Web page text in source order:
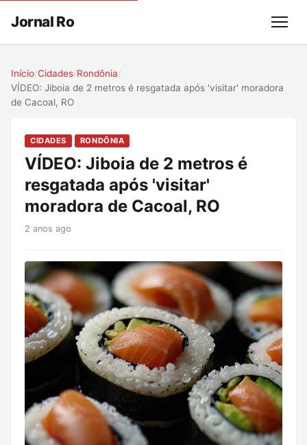
Jornal Ro Menu
Início/Cidades/Rondônia/
VÍDEO: Jiboia de 2 metros é resgatada após 'visitar' moradora
de Cacoal, RO
CIDADES RONDÔNIA
VÍDEO: Jiboia de 2 metros é
resgatada após 'visitar'
moradora de Cacoal, RO
2 anos ago